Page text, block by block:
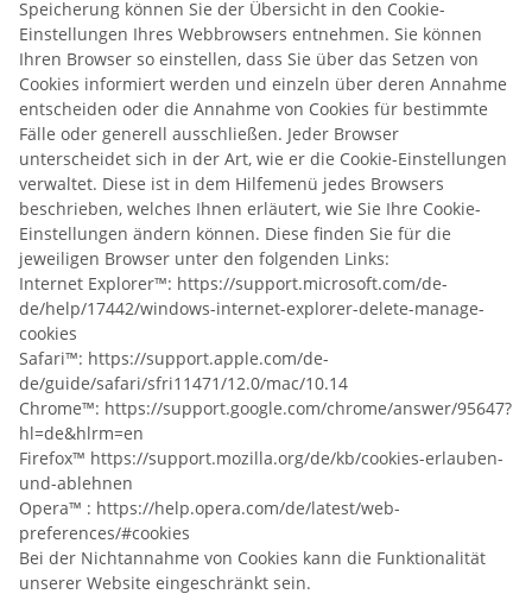
Speicherung können Sie der Übersicht in den Cookie-
Einstellungen Ihres Webbrowsers entnehmen. Sie können
Ihren Browser so einstellen, dass Sie über das Setzen von
Cookies informiert werden und einzeln über deren Annahme
entscheiden oder die Annahme von Cookies für bestimmte
Fälle oder generell ausschließen. Jeder Browser
unterscheidet sich in der Art, wie er die Cookie-Einstellungen
verwaltet. Diese ist in dem Hilfemenü jedes Browsers
beschrieben, welches Ihnen erläutert, wie Sie Ihre Cookie-
Einstellungen ändern können. Diese finden Sie für die
jeweiligen Browser unter den folgenden Links:
Internet Explorer™: https://support.microsoft.com/de-
de/help/17442/windows-internet-explorer-delete-manage-
cookies
Safari™: https://support.apple.com/de-
de/guide/safari/sfri11471/12.0/mac/10.14
Chrome™: https://support.google.com/chrome/answer/95647?
hl=de&hlrm=en
Firefox™ https://support.mozilla.org/de/kb/cookies-erlauben-
und-ablehnen
Opera™ : https://help.opera.com/de/latest/web-
preferences/#cookies
Bei der Nichtannahme von Cookies kann die Funktionalität
unserer Website eingeschränkt sein.